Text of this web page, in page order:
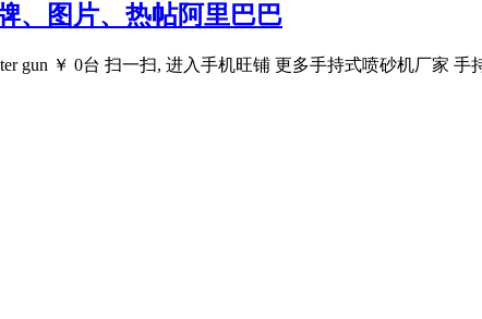
、图片、热帖阿里巴巴
gun ￥ 0台 扫一扫, 进入手机旺铺 更多手持式喷砂机厂家